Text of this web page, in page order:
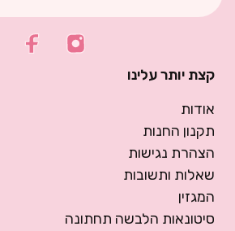
קצת יותר עלינו
אודות
תקנון החנות
הצהרת נגישות
שאלות ותשובות
המגזין
סיטונאות הלבשה תחתונה